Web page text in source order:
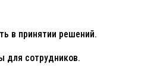
в принятии решений.
для сотрудников.